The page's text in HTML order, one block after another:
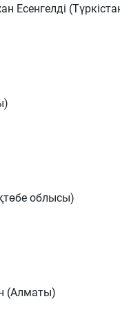
Есенгелді
облысы)
(Алматы)